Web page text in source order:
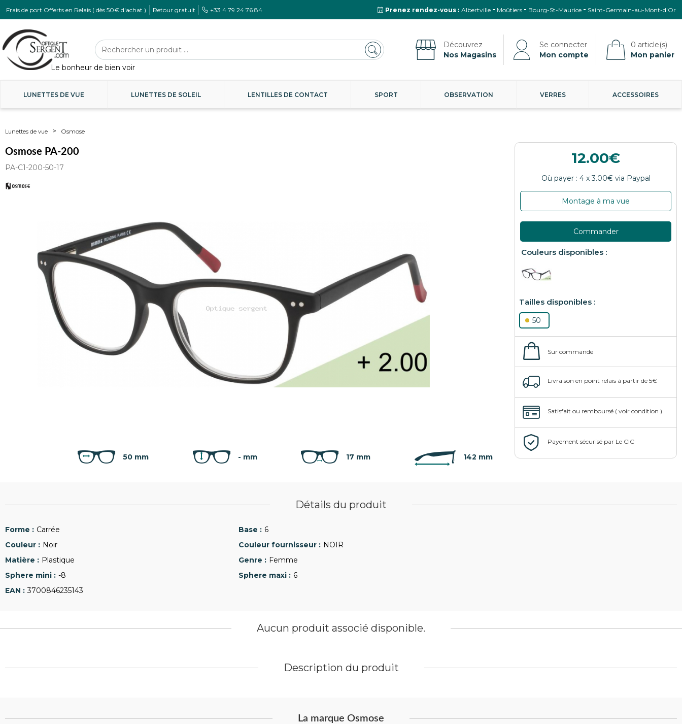
Frais de port Offerts en Relais ( dès 50€ d'achat ) Retour gratuit +33 4 79 24 76 84 Prenez rendez-vous : Albertville Moûtiers Bourg-St-Maurice Saint-Germain-au-Mont-d'Or
Nos Magasins Mon compte Mon panier
LUNETTES DE VUE LUNETTES DE SOLEIL LENTILLES DE CONTACT SPORT OBSERVATION VERRES ACCESSOIRES
Lunettes de vue Osmose
Osmose PA-200
PA-C1-200-50-17
50 mm - mm 17 mm 142 mm
12.00
Montage à ma vue
Commander
50
Détails du produit
Carrée
6
Noir
NOIR
Plastique
Femme
-8
6
3700846235143
Description du produit
La marque Osmose
Aucun produit associé disponible.